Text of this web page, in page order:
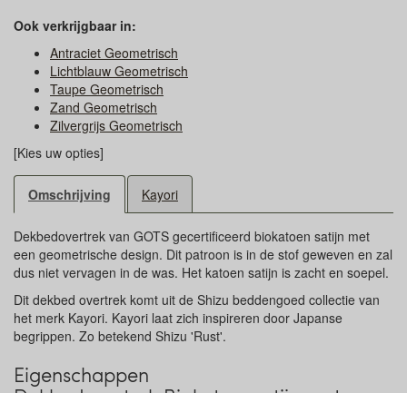
Ook verkrijgbaar in:
Antraciet Geometrisch
Lichtblauw Geometrisch
Taupe Geometrisch
Zand Geometrisch
Zilvergrijs Geometrisch
[Kies uw opties]
Omschrijving Kayori
Dekbedovertrek van GOTS gecertificeerd biokatoen satijn met
een geometrische design. Dit patroon is in de stof geweven en zal
dus niet vervagen in de was. Het katoen satijn is zacht en soepel.
Dit dekbed overtrek komt uit de Shizu beddengoed collectie van
het merk Kayori. Kayori laat zich inspireren door Japanse
begrippen. Zo betekend Shizu 'Rust'.
Eigenschappen